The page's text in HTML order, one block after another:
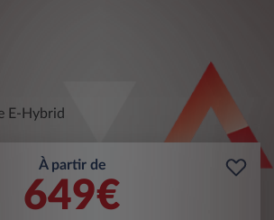
À partir de
649€